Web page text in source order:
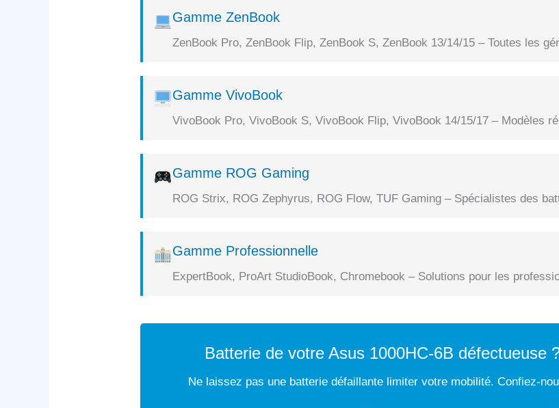
Gamme ZenBook
ZenBook Pro, ZenBook Flip, ZenBook S, ZenBook 13/14/15 – Toutes les
Gamme VivoBook
VivoBook Pro, VivoBook S, VivoBook Flip, VivoBook 14/15/17 – Modèles
Gamme ROG Gaming
ROG Strix, ROG Zephyrus, ROG Flow, TUF Gaming – Spécialistes des
Gamme Professionnelle
ExpertBook, ProArt StudioBook, Chromebook – Solutions pour les
Batterie de votre Asus 1000HC-6B défectueuse
Ne laissez pas une batterie défaillante limiter votre mobilité. Confiez-